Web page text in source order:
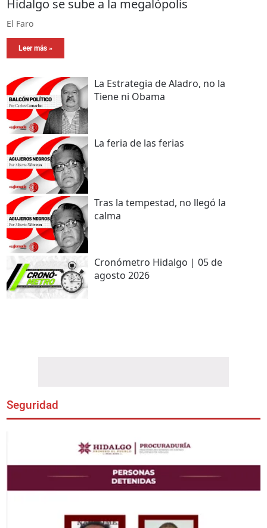
Hidalgo se sube a la megalópolis
El Faro
Leer más »
La Estrategia de Aladro, no la
Tiene ni Obama
La feria de las ferias
Tras la tempestad, no llegó la
calma
Cronómetro Hidalgo | 05 de
agosto 2026
Seguridad